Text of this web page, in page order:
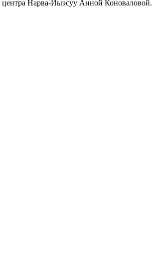
Нарва-Йыэсуу Анной Коноваловой.